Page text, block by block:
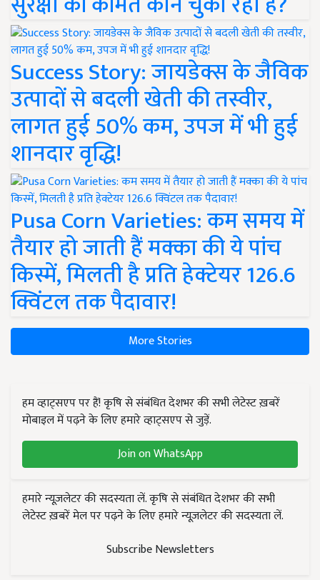
Success Story: जायडेक्स के जैविक
उत्पादों से बदली खेती की तस्वीर,
लागत हुई 50% कम, उपज में भी हुई
शानदार वृद्धि!
Pusa Corn Varieties: कम समय में
तैयार हो जाती हैं मक्का की ये पांच
किस्में, मिलती है प्रति हेक्टेयर 126.6
क्विंटल तक पैदावार!
More Stories
हम व्हाट्सएप पर हैं! कृषि से संबंधित देशभर की सभी लेटेस्ट ख़बरें
मोबाइल में पढ़ने के लिए हमारे व्हाट्सएप से जुड़ें.
Join on WhatsApp
हमारे न्यूज़लेटर की सदस्यता लें. कृषि से संबंधित देशभर की सभी
लेटेस्ट ख़बरें मेल पर पढ़ने के लिए हमारे न्यूज़लेटर की सदस्यता लें.
Subscribe Newsletters